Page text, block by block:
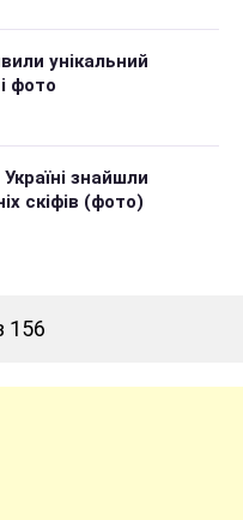
унікальний
фото
знайшли
скіфів (фото)
156